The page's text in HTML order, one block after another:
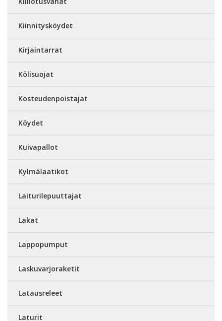
Kiinnitysköydet
Kirjaintarrat
Kölisuojat
Kosteudenpoistajat
Köydet
Kuivapallot
Kylmälaatikot
Laiturilepuuttajat
Lakat
Lappopumput
Laskuvarjoraketit
Latausreleet
Laturit